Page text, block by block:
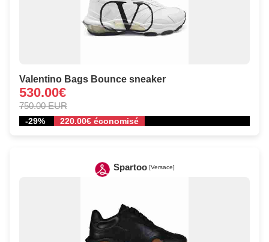
Valentino Bags Bounce sneaker
530.00€
750.00 EUR
-29% 220.00€ économisé
Spartoo [Versace]